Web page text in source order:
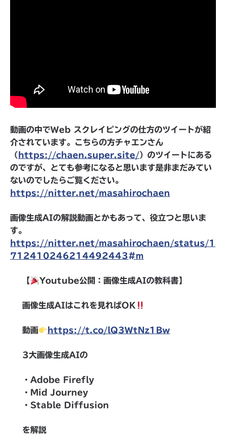
動画の中でWeb スクレイピングの仕方のツイートが紹
介されています。こちらの方チャエンさん
（ https://chaen.super.site/）のツイートにある
のですが、とても参考になると思います是非まだみてい
ないのでしたらご覧ください。
https://nitter.net/masahirochaen
画像生成AIの解説動画とかもあって、役立つと思いま
す。
https://nitter.net/masahirochaen/status/1
712410246214492443#m
【 Youtube公開：画像生成AIの教科書】
画像生成AIはこれを見ればOK
動画 https://t.co/lQ3WtNz1Bw
3大画像生成AIの
・Adobe Firefly
・Mid Journey
・Stable Diffusion
を解説